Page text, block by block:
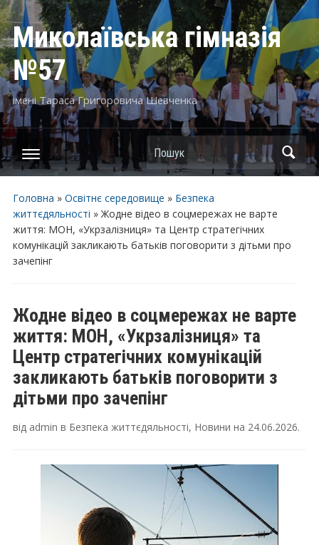
Миколаївська гімназія
№57
імені Тараса Григоровича Шевченка
Пошук
Головна » Освітнє середовище » Безпека
життєдяльності »Жодне відео в соцмережах не варте
життя: МОН, «Укрзалізниця» та Центр стратегічних
комунікацій закликають батьків поговорити з дітьми про
зачепінг
Жодне відео в соцмережах не варте
життя: МОН, «Укрзалізниця» та
Центр стратегічних комунікацій
закликають батьків поговорити з
дітьми про зачепінг
від admin в Безпека життєдяльності, Новини на 24.06.2026.